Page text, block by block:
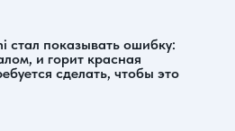
стал показывать ошибку:
и горит красная
сделать, чтобы это